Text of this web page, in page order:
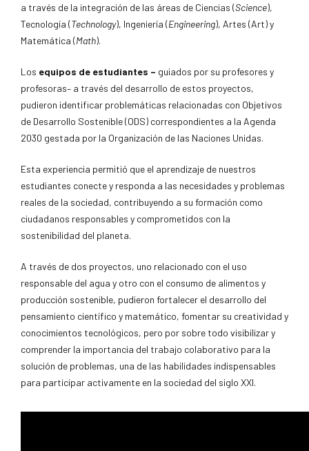
a través de la integración de las áreas de Ciencias (Science),
Tecnología (Technology), Ingeniería (Engineering), Artes (Art) y
Matemática (Math).
Los equipos de estudiantes – guiados por su profesores y
profesoras– a través del desarrollo de estos proyectos,
pudieron identificar problemáticas relacionadas con Objetivos
de Desarrollo Sostenible (ODS) correspondientes a la Agenda
2030 gestada por la Organización de las Naciones Unidas.
Esta experiencia permitió que el aprendizaje de nuestros
estudiantes conecte y responda a las necesidades y problemas
reales de la sociedad, contribuyendo a su formación como
ciudadanos responsables y comprometidos con la
sostenibilidad del planeta.
A través de dos proyectos, uno relacionado con el uso
responsable del agua y otro con el consumo de alimentos y
producción sostenible, pudieron fortalecer el desarrollo del
pensamiento científico y matemático, fomentar su creatividad y
conocimientos tecnológicos, pero por sobre todo visibilizar y
comprender la importancia del trabajo colaborativo para la
solución de problemas, una de las habilidades indispensables
para participar activamente en la sociedad del siglo XXI.